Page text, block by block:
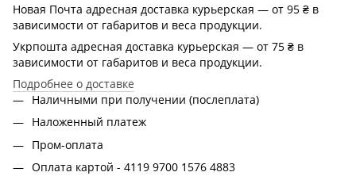
Новая Почта адресная доставка курьерская — от 95 ₴ в
зависимости от габаритов и веса продукции.
Укрпошта адресная доставка курьерская — от 75 ₴ в
зависимости от габаритов и веса продукции.
Подробнее о доставке
Наличными при получении (послеплата)
Наложенный платеж
Пром-оплата
Оплата картой - 4119 9700 1576 4883